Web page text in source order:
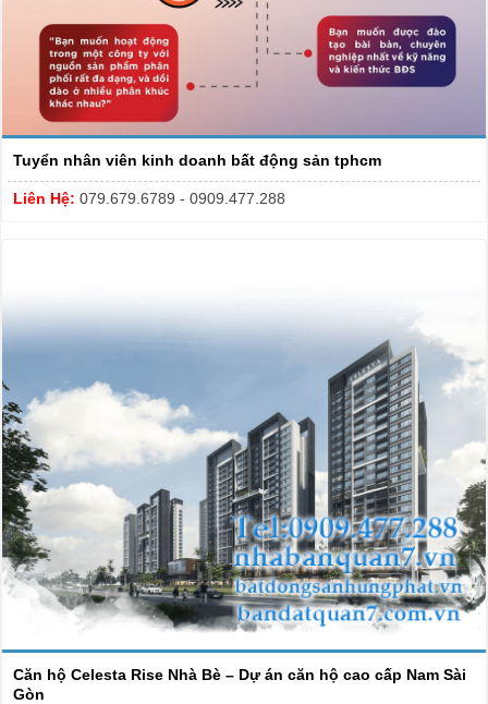
Tuyển nhân viên kinh doanh bất động sản tphcm
Liên Hệ: 079.679.6789 - 0909.477.288
Căn hộ Celesta Rise Nhà Bè – Dự án căn hộ cao cấp Nam Sài
Gòn